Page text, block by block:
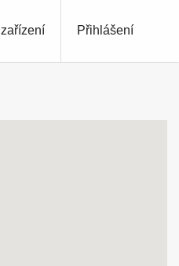
Přihlášení